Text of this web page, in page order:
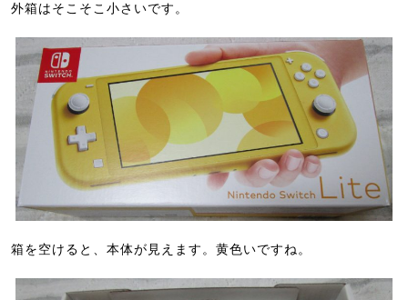
外箱はそこそこ小さいです。
箱を空けると、本体が見えます。黄色いですね。